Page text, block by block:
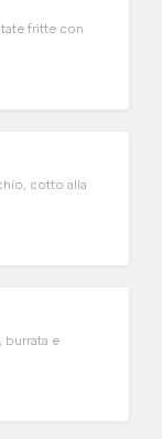
fritte con
cotto alla
burrata e